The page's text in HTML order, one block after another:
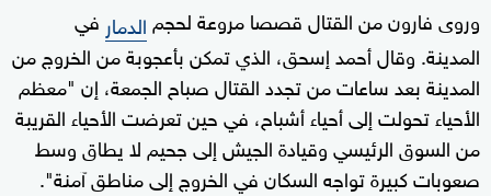
وروى فارون من القتال قصصا مروعة لحجم الدمار في
المدينة. وقال أحمد إسحق، الذي تمكن بأعجوبة من الخروج من
المدينة بعد ساعات من تجدد القتال صباح الجمعة، إن "معظم
الأحياء تحولت إلى أحياء أشباح، في حين تعرضت الأحياء القريبة
من السوق الرئيسي وقيادة الجيش إلى جحيم لا يطاق وسط
صعوبات كبيرة تواجه السكان في الخروج إلى مناطق آمنة".